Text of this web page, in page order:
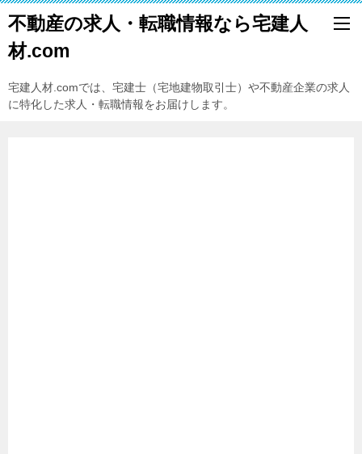
不動産の求人・転職情報なら宅建人
材.com
宅建人材.comでは、宅建士（宅地建物取引士）や不動産企業の求人
に特化した求人・転職情報をお届けします。